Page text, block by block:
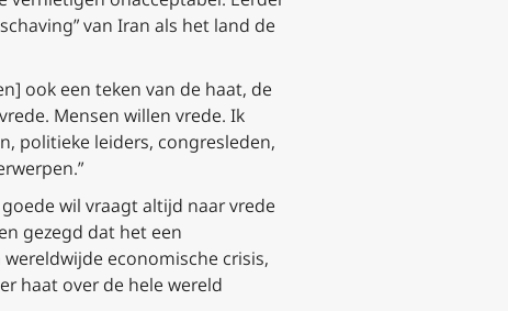
van Iran als het land de
ook een teken van de haat, de
Mensen willen vrede. Ik
politieke leiders, congresleden,
wil vraagt altijd naar vrede
gezegd dat het een
economische crisis,
haat over de hele wereld